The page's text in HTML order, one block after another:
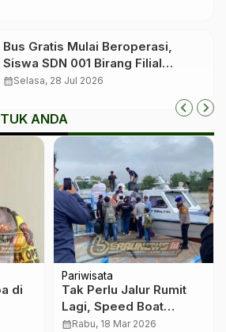
Bus Gratis Mulai Beroperasi,
Siswa SDN 001 Birang Filial
Berangkat ke Sekolah Induk
calendar_monthSelasa, 28 Jul 2026
ANDA
di
Pariwisata
Tak Perlu Jalur Rumit
Lagi, Speed Boat
Berau–Tarakan
calendar_monthRabu, 18 Mar 2026